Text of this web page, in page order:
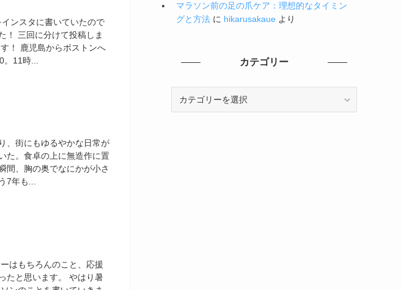
ンスタに書いていたので
！ 三回に分けて投稿しま
！ 鹿児島からボストンへ
11時...
、街にもゆるやかな日常が
た。食卓の上に無造作に置
間、胸の奥でなにかが小さ
7年も...
はもちろんのこと、応援
たと思います。 やはり暑
マラソン前の足の爪ケア：理想的なタイミン
グと方法 に hikarusakaue より
カテゴリー